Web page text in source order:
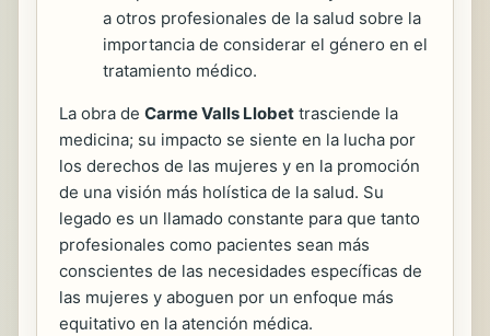
a otros profesionales de la salud sobre la
importancia de considerar el género en el
tratamiento médico.
La obra de Carme Valls Llobet trasciende la
medicina; su impacto se siente en la lucha por
los derechos de las mujeres y en la promoción
de una visión más holística de la salud. Su
legado es un llamado constante para que tanto
profesionales como pacientes sean más
conscientes de las necesidades específicas de
las mujeres y aboguen por un enfoque más
equitativo en la atención médica.